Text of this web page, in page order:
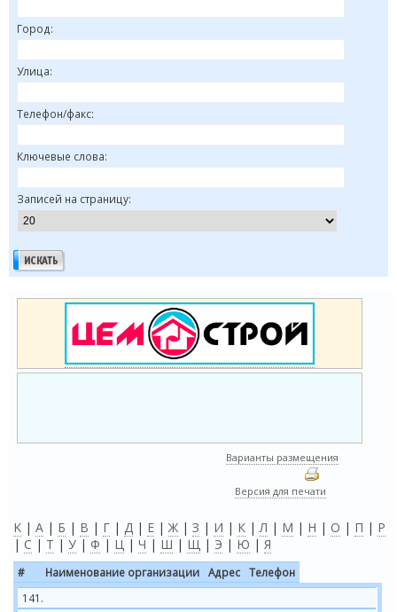
Город:
Улица:
Телефон/факс:
Ключевые слова:
Записей на страницу:
Варианты размещения
Версия для печати
K | А | Б | В | Г | Д | Е | Ж | З | И | К |Л | М | Н | О | П | Р
| С | Т | У | Ф | Ц | Ч | Ш | Щ | Э | Ю | Я
# Наименование организации Адрес
Телефон
141.